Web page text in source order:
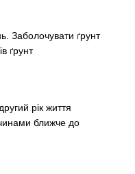
Заболочувати ґрунт
ґрунт
рік життя
ближче до